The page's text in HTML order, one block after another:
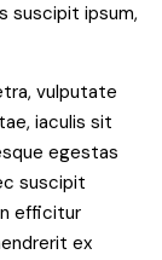
suscipit ipsum,
vulputate
iaculis sit
egestas
suscipit
efficitur
ex